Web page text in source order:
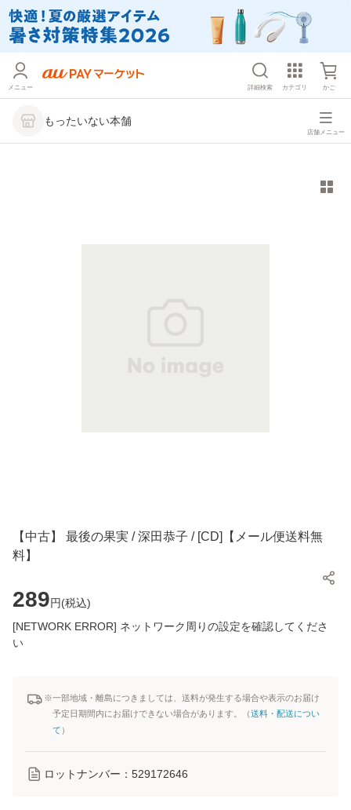
メニュー 詳細検索 カテゴリ かご
もったいない本舗
店舗メニュー
【中古】 最後の果実 / 深田恭子 / [CD]【メール便送料無
料】
289円(税込)
[NETWORK ERROR] ネットワーク周りの設定を確認してくださ
い
※一部地域・離島につきましては、送料が発生する場合や表示のお届け
予定日期間内にお届けできない場合があります。（送料・配送につい
て ）
ロットナンバー： 529172646